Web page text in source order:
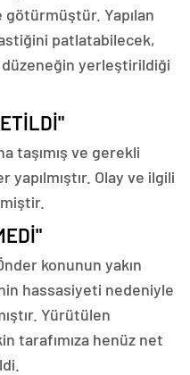
Yapılan
patlatabilecek,
düzeneğin yerleştirildiği
taşımış ve gerekli
Olay ve ilgili
konunun yakın
hassasiyeti nedeniyle
Yürütülen
tarafımıza henüz net